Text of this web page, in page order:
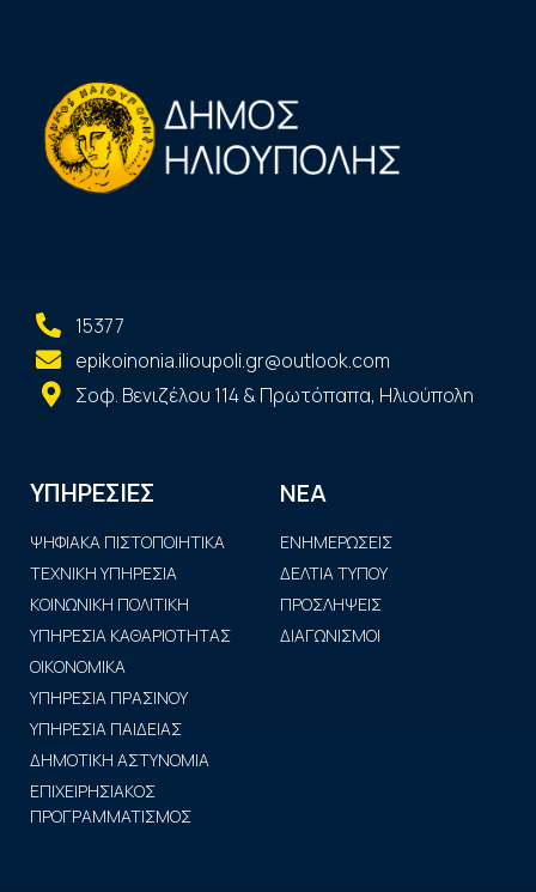
15377
epikoinonia.ilioupoli.gr@outlook.com
Σοφ. Βενιζέλου 114 & Πρωτόπαπα, Ηλιούπολη
ΥΠΗΡΕΣΙΕΣ
ΨΗΦΙΑΚΑ ΠΙΣΤΟΠΟΙΗΤΙΚΑ
ΤΕΧΝΙΚΗ ΥΠΗΡΕΣΙΑ
ΚΟΙΝΩΝΙΚΗ ΠΟΛΙΤΙΚΗ
ΥΠΗΡΕΣΙΑ ΚΑΘΑΡΙΟΤΗΤΑΣ
ΟΙΚΟΝΟΜΙΚΑ
ΥΠΗΡΕΣΙΑ ΠΡΑΣΙΝΟΥ
ΥΠΗΡΕΣΙΑ ΠΑΙΔΕΙΑΣ
ΔΗΜΟΤΙΚΗ ΑΣΤΥΝΟΜΙΑ
ΕΠΙΧΕΙΡΗΣΙΑΚΟΣ
ΠΡΟΓΡΑΜΜΑΤΙΣΜΟΣ
ΝΕΑ
ΕΝΗΜΕΡΩΣΕΙΣ
ΔΕΛΤΙΑ ΤΥΠΟΥ
ΠΡΟΣΛΗΨΕΙΣ
ΔΙΑΓΩΝΙΣΜΟΙ